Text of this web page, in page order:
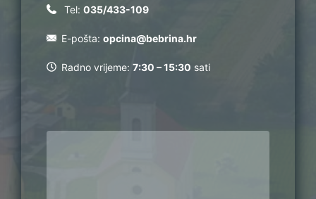
Tel: 035/433-109
E-pošta: opcina@bebrina.hr
Radno vrijeme: 7:30 – 15:30 sati